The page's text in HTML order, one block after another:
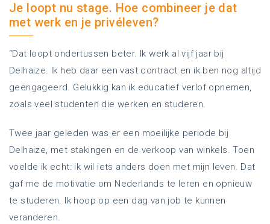
Je loopt nu stage. Hoe combineer je dat
met werk en je privéleven?
“Dat loopt ondertussen beter. Ik werk al vijf jaar bij
Delhaize. Ik heb daar een vast contract en ik ben nog altijd
geëngageerd. Gelukkig kan ik educatief verlof opnemen,
zoals veel studenten die werken en studeren.
Twee jaar geleden was er een moeilijke periode bij
Delhaize, met stakingen en de verkoop van winkels. Toen
voelde ik echt: ik wil iets anders doen met mijn leven. Dat
gaf me de motivatie om Nederlands te leren en opnieuw
te studeren. Ik hoop op een dag van job te kunnen
veranderen.